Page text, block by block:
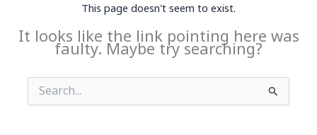
This page doesn't seem to exist.
It looks like the link pointing here was
faulty. Maybe try searching?
Search
for: